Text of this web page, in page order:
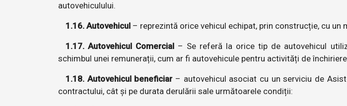
autovehiculului.
1.16. Autovehicul – reprezintă orice vehicul echipat, prin construcție, cu
1.17. Autovehicul Comercial – Se referă la orice tip de autovehicul
schimbul unei remunerații, cum ar fi autovehicule pentru activități de
1.18. Autovehicul beneficiar– autovehicul asociat cu un serviciu de
contractului, cât și pe durata derulării sale următoarele condiții: